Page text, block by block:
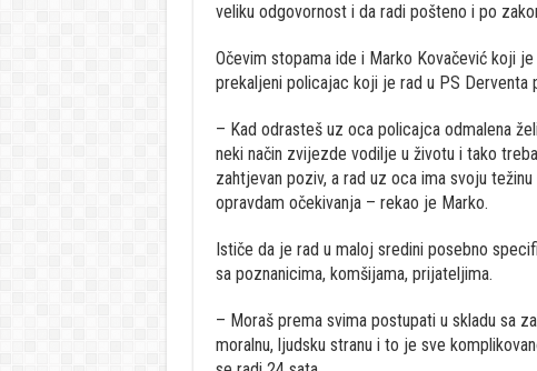
veliku odgovornost i da radi pošteno i po
Očevim stopama ide i Marko Kovačević koji
prekaljeni policajac koji je rad u PS Derventa
– Kad odrasteš uz oca policajca odmalena
neki način zvijezde vodilje u životu i tako
zahtjevan poziv, a rad uz oca ima svoju
opravdam očekivanja – rekao je Marko.
Ističe da je rad u maloj sredini posebno
sa poznanicima, komšijama, prijateljima.
– Moraš prema svima postupati u skladu sa
moralnu, ljudsku stranu i to je sve